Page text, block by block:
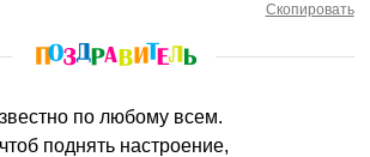
Скопировать
по любому всем.
поднять настроение,